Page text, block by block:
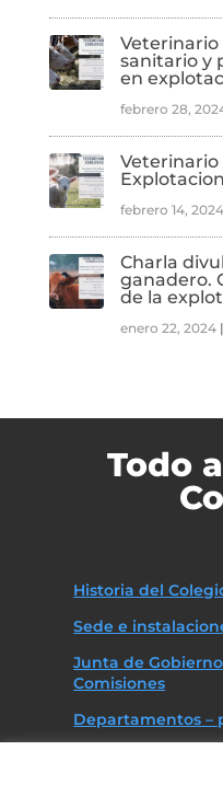
Veterinario
sanitario y
en
febrero 28,
Veterinario
febrero 14, 2024
Charla
ganadero.
de la
enero 22, 2024|
Todo
Historia del
Sede e
Junta de Gobierno
Comisiones
Departamentos –